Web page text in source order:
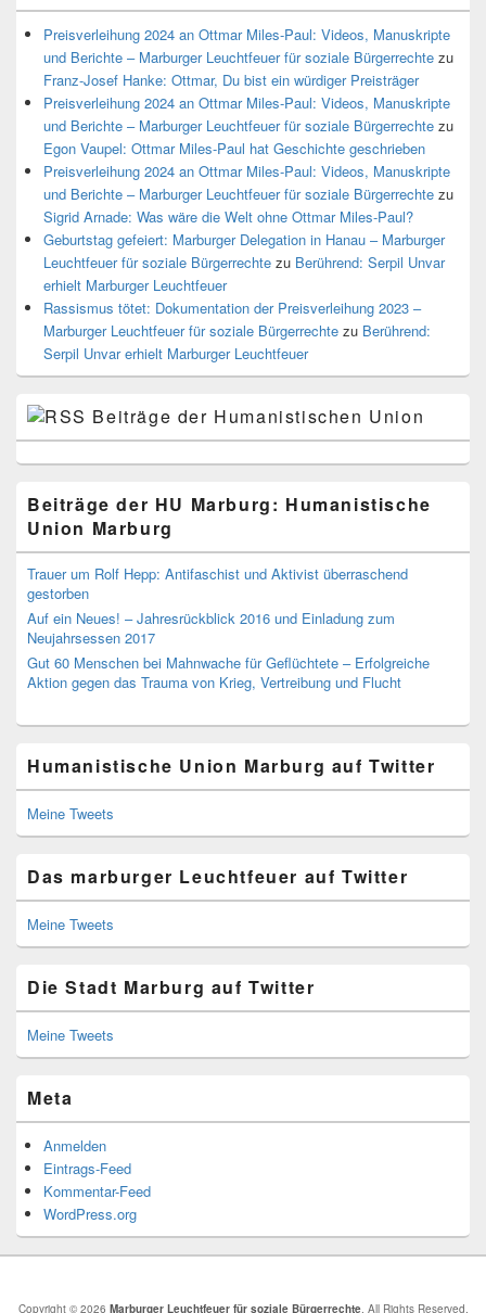
Preisverleihung 2024 an Ottmar Miles-Paul: Videos, Manuskripte
und Berichte – Marburger Leuchtfeuer für soziale Bürgerrechte zu
Franz-Josef Hanke: Ottmar, Du bist ein würdiger Preisträger
Preisverleihung 2024 an Ottmar Miles-Paul: Videos, Manuskripte
und Berichte – Marburger Leuchtfeuer für soziale Bürgerrechte zu
Egon Vaupel: Ottmar Miles-Paul hat Geschichte geschrieben
Preisverleihung 2024 an Ottmar Miles-Paul: Videos, Manuskripte
und Berichte – Marburger Leuchtfeuer für soziale Bürgerrechte zu
Sigrid Arnade: Was wäre die Welt ohne Ottmar Miles-Paul?
Geburtstag gefeiert: Marburger Delegation in Hanau – Marburger
Leuchtfeuer für soziale Bürgerrechte zu Berührend: Serpil Unvar
erhielt Marburger Leuchtfeuer
Rassismus tötet: Dokumentation der Preisverleihung 2023 –
Marburger Leuchtfeuer für soziale Bürgerrechte zu Berührend:
Serpil Unvar erhielt Marburger Leuchtfeuer
Beiträge der Humanistischen Union
Beiträge der HU Marburg: Humanistische
Union Marburg
Trauer um Rolf Hepp: Antifaschist und Aktivist überraschend
gestorben
Auf ein Neues! – Jahresrückblick 2016 und Einladung zum
Neujahrsessen 2017
Gut 60 Menschen bei Mahnwache für Geflüchtete – Erfolgreiche
Aktion gegen das Trauma von Krieg, Vertreibung und Flucht
Humanistische Union Marburg auf Twitter
Meine Tweets
Das marburger Leuchtfeuer auf Twitter
Meine Tweets
Die Stadt Marburg auf Twitter
Meine Tweets
Meta
Anmelden
Eintrags-Feed
Kommentar-Feed
WordPress.org
Copyright © 2026 Marburger Leuchtfeuer für soziale Bürgerrechte. All Rights Reserved.